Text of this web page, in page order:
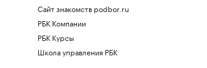
Сайт знакомств podbor.ru
РБК Компании
РБК Курсы
Школа управления РБК